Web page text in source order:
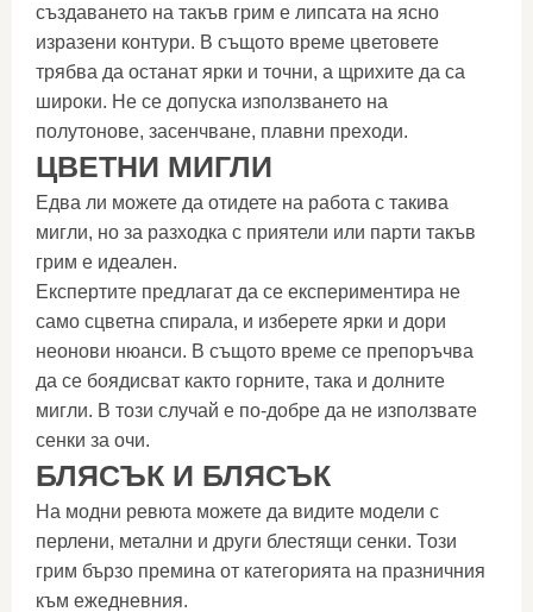
създаването на такъв грим е липсата на ясно
изразени контури. В същото време цветовете
трябва да останат ярки и точни, а щрихите да са
широки. Не се допуска използването на
полутонове, засенчване, плавни преходи.
ЦВЕТНИ МИГЛИ
Едва ли можете да отидете на работа с такива
мигли, но за разходка с приятели или парти такъв
грим е идеален.
Експертите предлагат да се експериментира не
само сцветна спирала, и изберете ярки и дори
неонови нюанси. В същото време се препоръчва
да се боядисват както горните, така и долните
мигли. В този случай е по-добре да не използвате
сенки за очи.
БЛЯСЪК И БЛЯСЪК
На модни ревюта можете да видите модели с
перлени, метални и други блестящи сенки. Този
грим бързо премина от категорията на празничния
към ежедневния.